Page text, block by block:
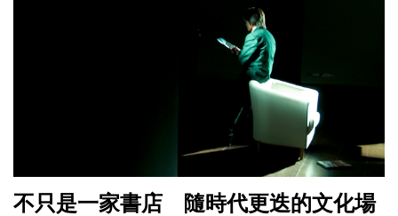
不只是一家書店 隨時代更迭的文化場